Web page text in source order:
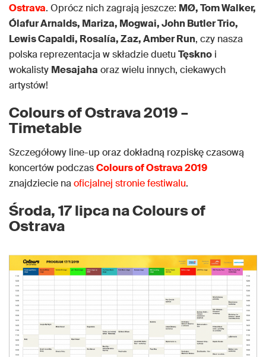
Ostrava. Oprócz nich zagrają jeszcze: MØ, Tom Walker,
Ólafur Arnalds, Mariza, Mogwai, John Butler Trio,
Lewis Capaldi, Rosalía, Zaz, Amber Run, czy nasza
polska reprezentacja w składzie duetu Tęskno i
wokalisty Mesajaha oraz wielu innych, ciekawych
artystów!
Colours of Ostrava 2019 –
Timetable
Szczegółowy line-up oraz dokładną rozpiskę czasową
koncertów podczasColours of Ostrava 2019
znajdziecie naoficjalnej stronie festiwalu.
Środa, 17 lipca na Colours of
Ostrava